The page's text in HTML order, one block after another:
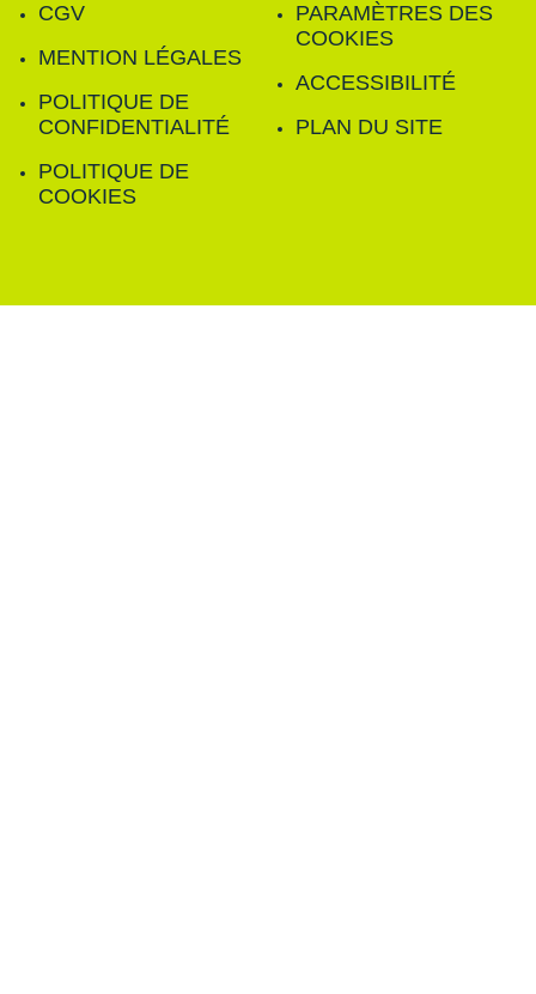
CGV
MENTION LÉGALES
POLITIQUE DE
CONFIDENTIALITÉ
POLITIQUE DE
COOKIES
PARAMÈTRES DES
COOKIES
ACCESSIBILITÉ
PLAN DU SITE